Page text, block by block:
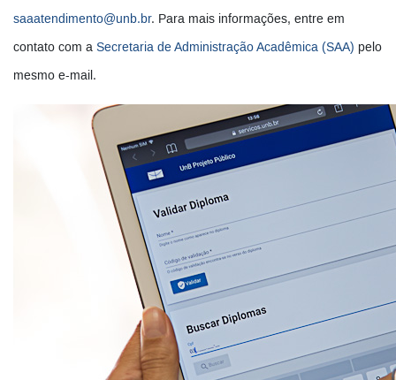
saaatendimento@unb.br. Para mais informações, entre em
contato com a Secretaria de Administração Acadêmica (SAA) pelo
mesmo e-mail.